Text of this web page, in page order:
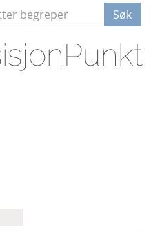
Søk